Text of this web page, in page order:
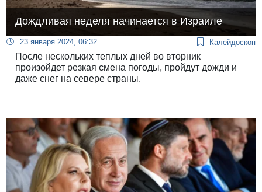
Дождливая неделя начинается в Израиле
23 января 2024, 06:32 Калейдоскоп
После нескольких теплых дней во вторник
произойдет резкая смена погоды, пройдут дожди и
даже снег на севере страны.